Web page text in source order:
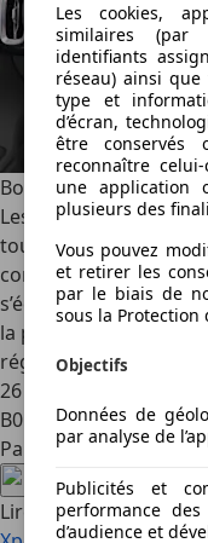
Bouchées doubles
Les Leapmotor B10
tout doux et leur
compris : la nouvelle
s’équipe d’office de
la pompe à chaleur,
régulateur adaptatif et
26 900 € (France :
B05 est la moins
Partagez cet article
Lire aussi
Les cookies,
similaires (par
identifiants
réseau) ainsi
type et
d’écran,
être
reconnaître
une
plusieurs des
Vous pouvez
et retirer les
par le biais de
sous la Protection
Objectifs
Données de
par analyse de
Publicités et
performance
d’audience et